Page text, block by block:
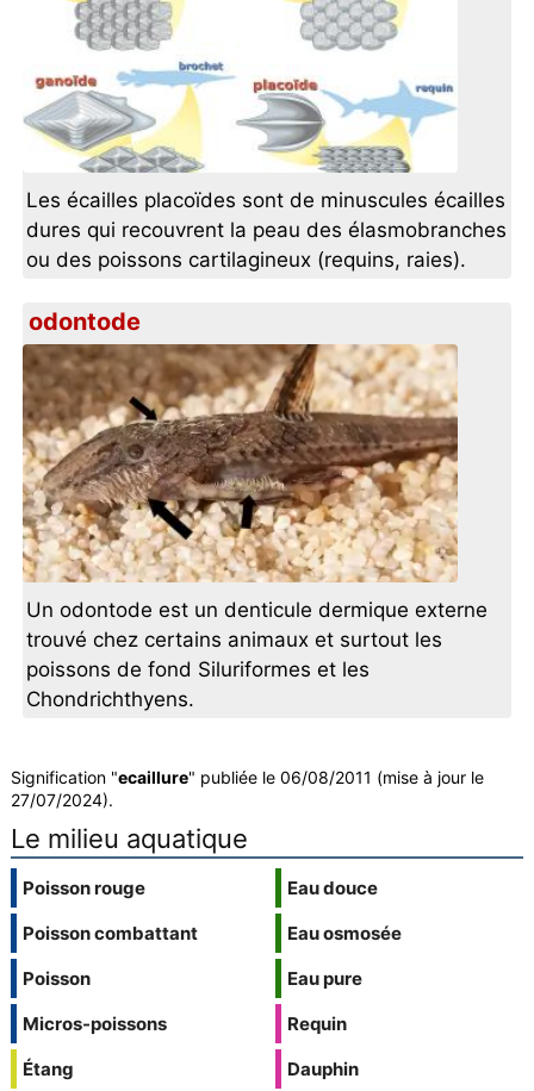
Les écailles placoïdes sont de minuscules écailles
dures qui recouvrent la peau des élasmobranches
ou des poissons cartilagineux (requins, raies).
odontode
Un odontode est un denticule dermique externe
trouvé chez certains animaux et surtout les
poissons de fond Siluriformes et les
Chondrichthyens.
Signification "ecaillure" publiée le 06/08/2011 (mise à jour le
27/07/2024).
Le milieu aquatique
Poisson rouge
Poisson combattant
Poisson
Micros-poissons
Étang
Eau douce
Eau osmosée
Eau pure
Requin
Dauphin